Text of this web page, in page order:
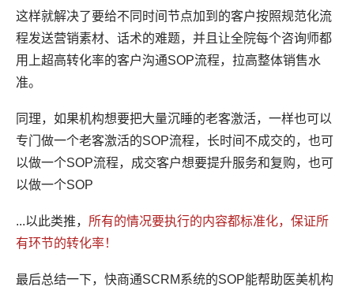
这样就解决了要给不同时间节点加到的客户按照规范化流
程发送营销素材、话术的难题，并且让全院每个咨询师都
用上超高转化率的客户沟通SOP流程，拉高整体销售水
准。
同理，如果机构想要把大量沉睡的老客激活，一样也可以
专门做一个老客激活的SOP流程，长时间不成交的，也可
以做一个SOP流程，成交客户想要提升服务和复购，也可
以做一个SOP
...以此类推， 所有的情况要执行的内容都标准化，保证所
有环节的转化率！
最后总结一下，快商通SCRM系统的SOP能帮助医美机构